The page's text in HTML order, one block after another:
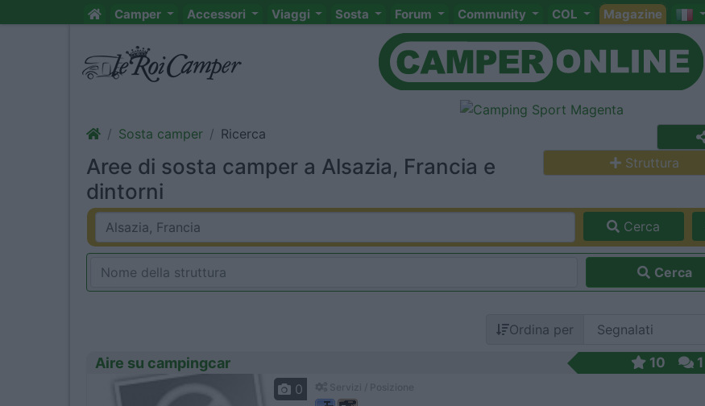
Camper Accessori Viaggi Sosta Forum Community COL Magazine
Sosta camper Ricerca
Aree di sosta camper a Alsazia, Francia e
dintorni
Struttura
Cerca
Cerca
Ordina per
Aire su campingcar 10 1
0